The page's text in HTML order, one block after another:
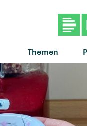
Themen